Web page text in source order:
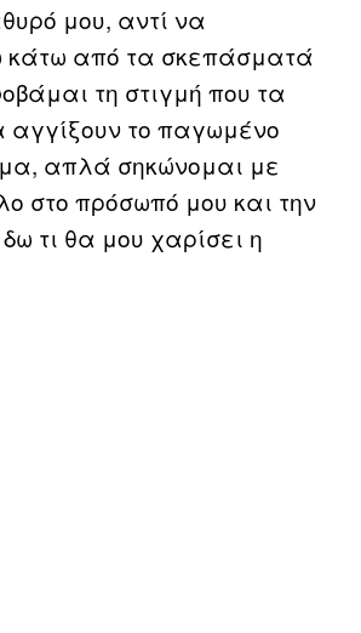
μου, αντί να
από τα σκεπάσματά
τη στιγμή που τα
αγγίξουν το παγωμένο
απλά σηκώνομαι με
στο πρόσωπό μου και την
τι θα μου χαρίσει η